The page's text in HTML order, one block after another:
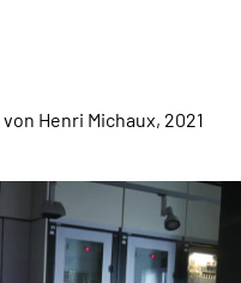
Henri Michaux, 2021